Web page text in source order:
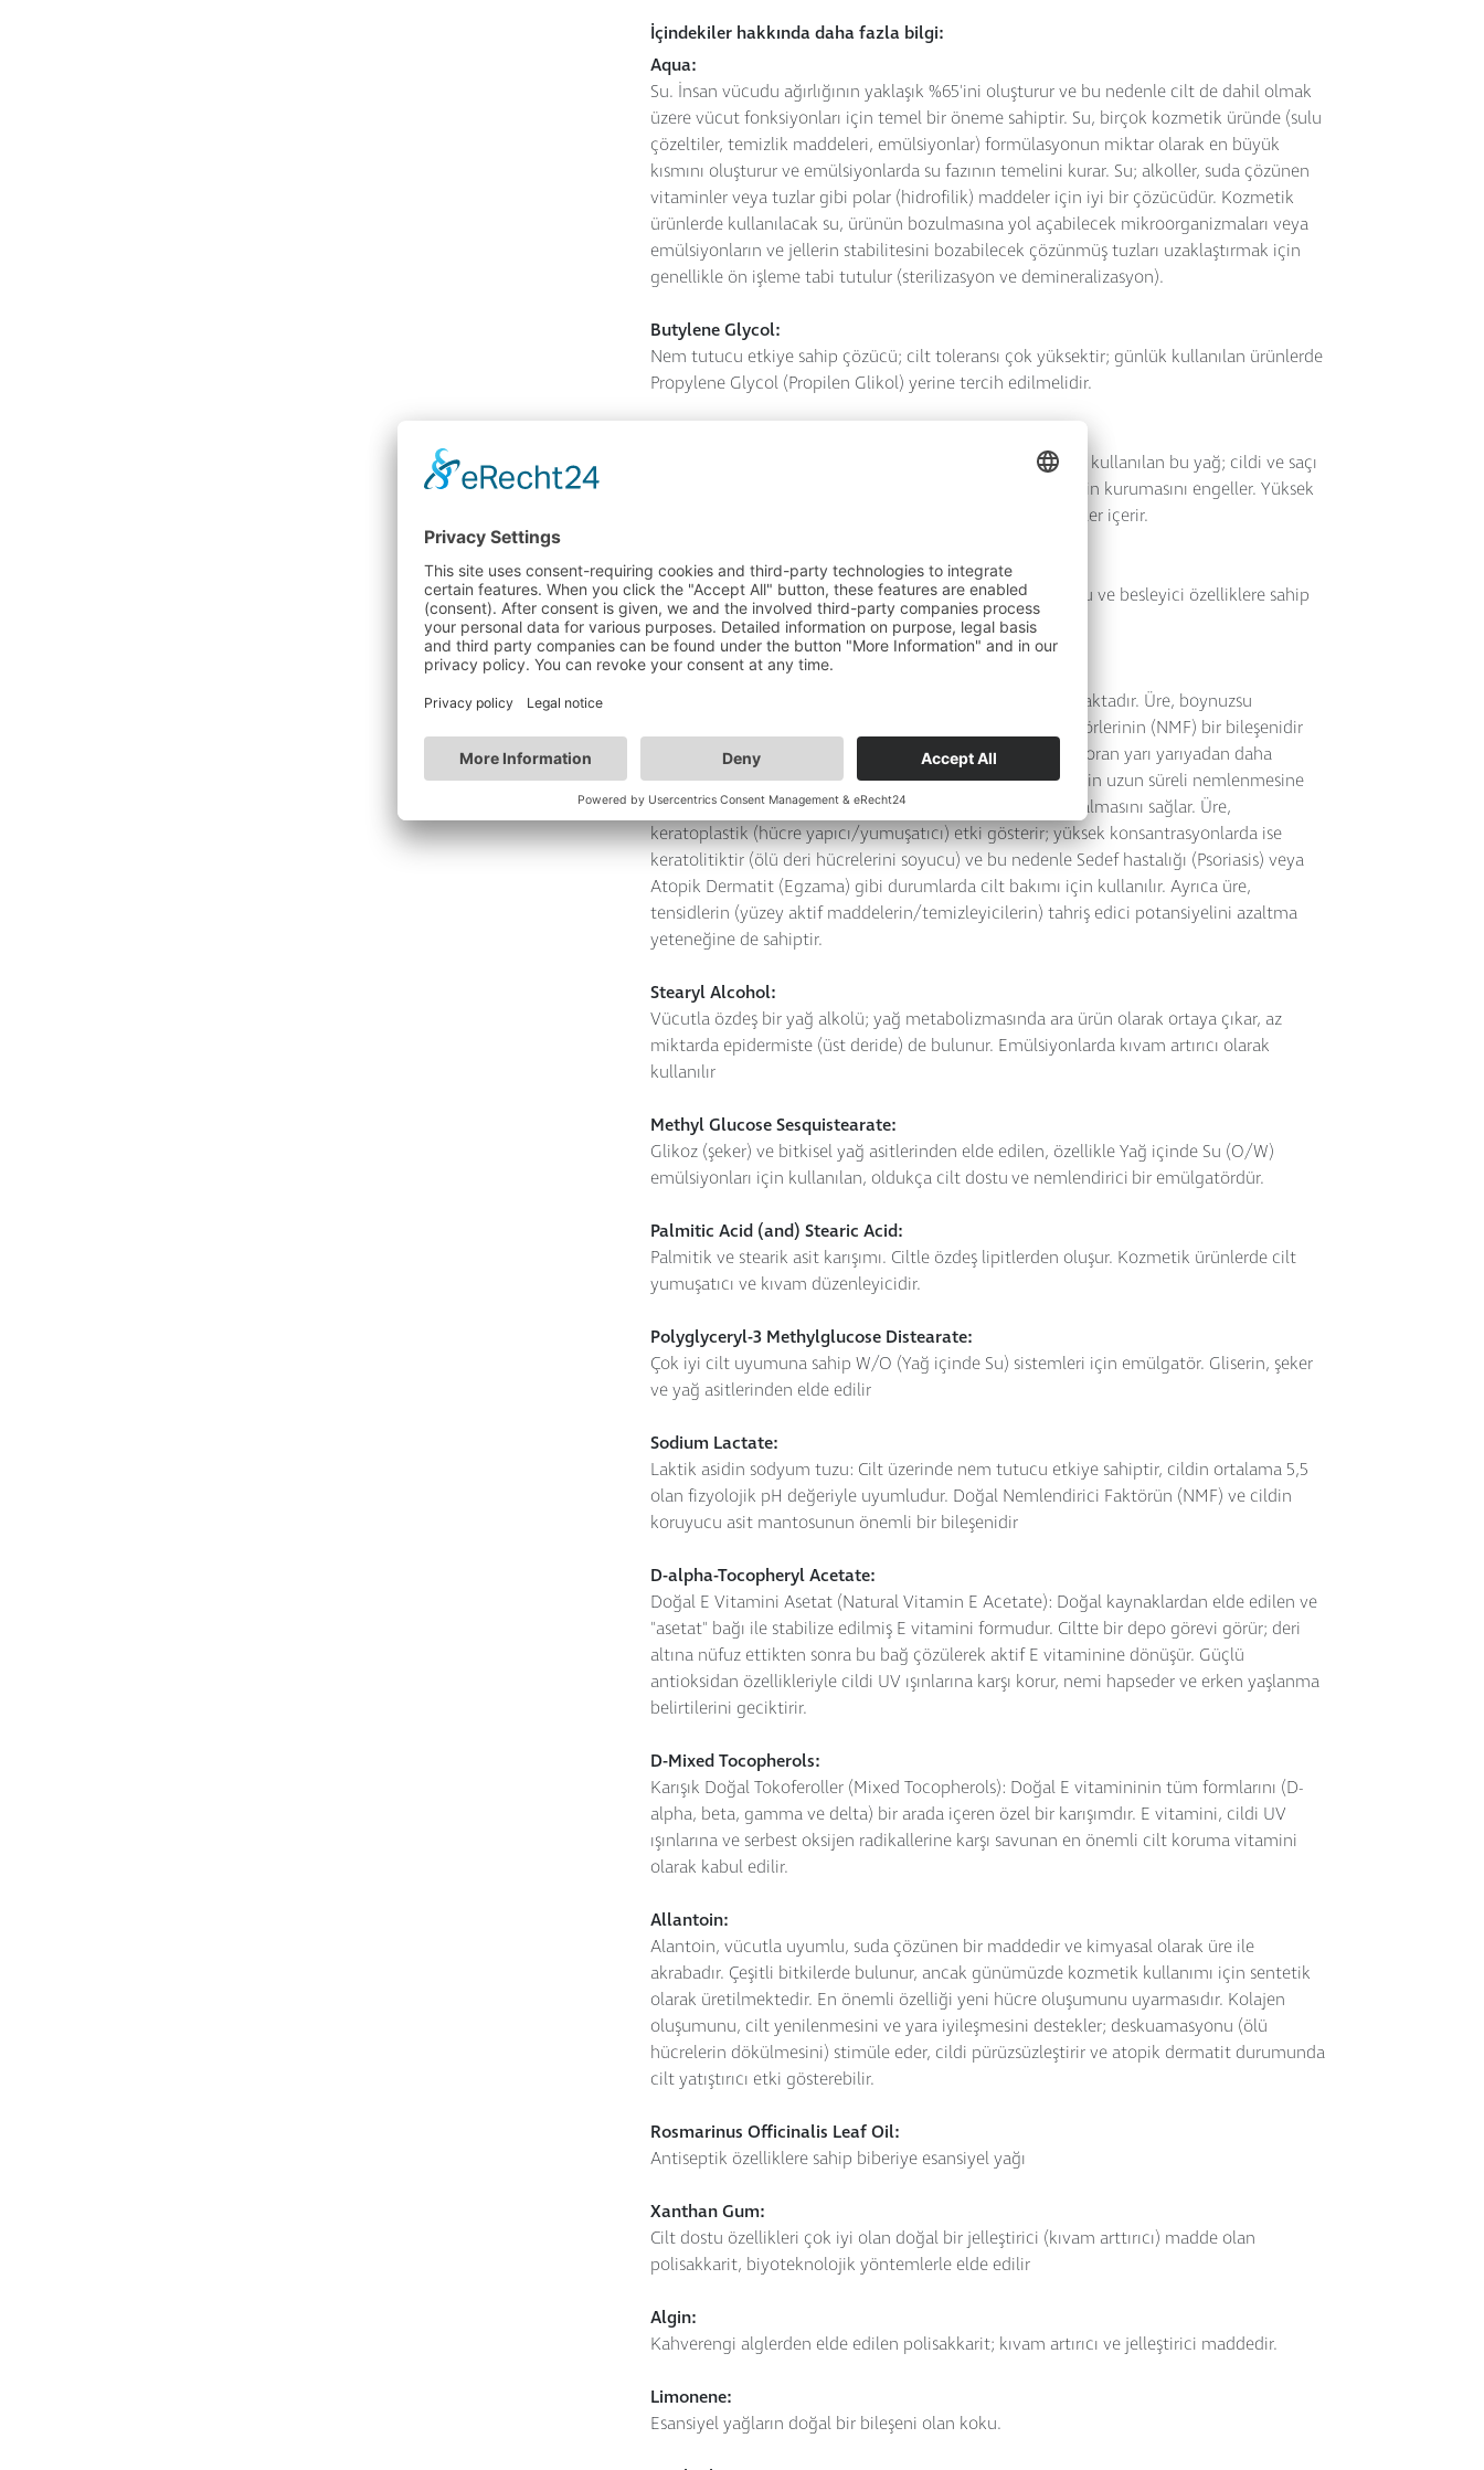
İçindekiler hakkında daha fazla bilgi:
Aqua:
Su. İnsan vücudu ağırlığının yaklaşık %65'ini oluşturur ve bu nedenle cilt de dahil olmak
üzere vücut fonksiyonları için temel bir öneme sahiptir. Su, birçok kozmetik üründe (sulu
çözeltiler, temizlik maddeleri, emülsiyonlar) formülasyonun miktar olarak en büyük
kısmını oluşturur ve emülsiyonlarda su fazının temelini kurar. Su; alkoller, suda çözünen
vitaminler veya tuzlar gibi polar (hidrofilik) maddeler için iyi bir çözücüdür. Kozmetik
ürünlerde kullanılacak su, ürünün bozulmasına yol açabilecek mikroorganizmaları veya
emülsiyonların ve jellerin stabilitesini bozabilecek çözünmüş tuzları uzaklaştırmak için
genellikle ön işleme tabi tutulur (sterilizasyon ve demineralizasyon).
Butylene Glycol:
Nem tutucu etkiye sahip çözücü; cilt toleransı çok yüksektir; günlük kullanılan ürünlerde
Propylene Glycol (Propilen Glikol) yerine tercih edilmelidir.
Makademya Fındığı Yağı: Cilt, saç ve saç derisi bakımı için kullanılan bu yağ; cildi ve saçı
güneş ışınlarının zararlarından korurken, cilt ve saç derisinin kurumasını engeller. Yüksek
oranda palmitoleik asit, doymamış yağ asitleri ve vitaminler içerir.
Simmondsia Chinensis Seed Oil:
Jojoba yağı: Mükemmel toleransa ve olağanüstü koruyucu ve besleyici özelliklere sahip
doğal, sıvı bir mumdur. Cilde hoş ve kadifemsi bir his verir.
Urea:
Suda çözünen üre, çok sayıda kozmetik üründe kullanılmaktadır. Üre, boynuzsu
tabakanın (cildin en üst katmanı) doğal nemlendirici faktörlerinin (NMF) bir bileşenidir
(normalde %7 ile %12 arasındadır; kronik kuru ciltlerde bu oran yarı yarıyadan daha
düşüktür) ve yüksek su bağlama kapasitesine sahiptir. Cildin uzun süreli nemlenmesine
katkıda bulunur ve transepidermal su kaybının (TEWL) azalmasını sağlar. Üre,
keratoplastik (hücre yapıcı/yumuşatıcı) etki gösterir; yüksek konsantrasyonlarda ise
keratolitiktir (ölü deri hücrelerini soyucu) ve bu nedenle Sedef hastalığı (Psoriasis) veya
Atopik Dermatit (Egzama) gibi durumlarda cilt bakımı için kullanılır. Ayrıca üre,
tensidlerin (yüzey aktif maddelerin/temizleyicilerin) tahriş edici potansiyelini azaltma
yeteneğine de sahiptir.
Stearyl Alcohol:
Vücutla özdeş bir yağ alkolü; yağ metabolizmasında ara ürün olarak ortaya çıkar, az
miktarda epidermiste (üst deride) de bulunur. Emülsiyonlarda kıvam artırıcı olarak
kullanılır
Methyl Glucose Sesquistearate:
Glikoz (şeker) ve bitkisel yağ asitlerinden elde edilen, özellikle Yağ içinde Su (O/W)
emülsiyonları için kullanılan, oldukça cilt dostu ve nemlendirici bir emülgatördür.
Palmitic Acid (and) Stearic Acid:
Palmitik ve stearik asit karışımı. Ciltle özdeş lipitlerden oluşur. Kozmetik ürünlerde cilt
yumuşatıcı ve kıvam düzenleyicidir.
Polyglyceryl-3 Methylglucose Distearate:
Çok iyi cilt uyumuna sahip W/O (Yağ içinde Su) sistemleri için emülgatör. Gliserin, şeker
ve yağ asitlerinden elde edilir
Sodium Lactate:
Laktik asidin sodyum tuzu: Cilt üzerinde nem tutucu etkiye sahiptir, cildin ortalama 5,5
olan fizyolojik pH değeriyle uyumludur. Doğal Nemlendirici Faktörün (NMF) ve cildin
koruyucu asit mantosunun önemli bir bileşenidir
D-alpha-Tocopheryl Acetate:
Doğal E Vitamini Asetat (Natural Vitamin E Acetate): Doğal kaynaklardan elde edilen ve
"asetat" bağı ile stabilize edilmiş E vitamini formudur. Ciltte bir depo görevi görür; deri
altına nüfuz ettikten sonra bu bağ çözülerek aktif E vitaminine dönüşür. Güçlü
antioksidan özellikleriyle cildi UV ışınlarına karşı korur, nemi hapseder ve erken yaşlanma
belirtilerini geciktirir.
D-Mixed Tocopherols:
Karışık Doğal Tokoferoller (Mixed Tocopherols): Doğal E vitamininin tüm formlarını (D-
alpha, beta, gamma ve delta) bir arada içeren özel bir karışımdır. E vitamini, cildi UV
ışınlarına ve serbest oksijen radikallerine karşı savunan en önemli cilt koruma vitamini
olarak kabul edilir.
Allantoin:
Alantoin, vücutla uyumlu, suda çözünen bir maddedir ve kimyasal olarak üre ile
akrabadır. Çeşitli bitkilerde bulunur, ancak günümüzde kozmetik kullanımı için sentetik
olarak üretilmektedir. En önemli özelliği yeni hücre oluşumunu uyarmasıdır. Kolajen
oluşumunu, cilt yenilenmesini ve yara iyileşmesini destekler; deskuamasyonu (ölü
hücrelerin dökülmesini) stimüle eder, cildi pürüzsüzleştirir ve atopik dermatit durumunda
cilt yatıştırıcı etki gösterebilir.
Rosmarinus Officinalis Leaf Oil:
Antiseptik özelliklere sahip biberiye esansiyel yağı
Xanthan Gum:
Cilt dostu özellikleri çok iyi olan doğal bir jelleştirici (kıvam arttırıcı) madde olan
polisakkarit, biyoteknolojik yöntemlerle elde edilir
Algin:
Kahverengi alglerden elde edilen polisakkarit; kıvam artırıcı ve jelleştirici maddedir.
Limonene:
Esansiyel yağların doğal bir bileşeni olan koku.